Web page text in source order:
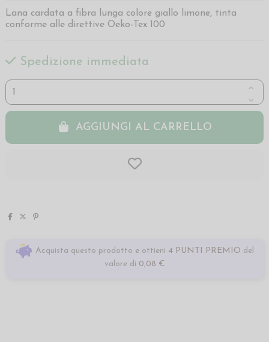
Lana cardata a fibra lunga colore giallo limone, tinta
conforme alle direttive Oeko-Tex 100
Spedizione immediata
AGGIUNGI AL CARRELLO
Acquista questo prodotto e ottieni 4 PUNTI PREMIO del
valore di 0,08 €